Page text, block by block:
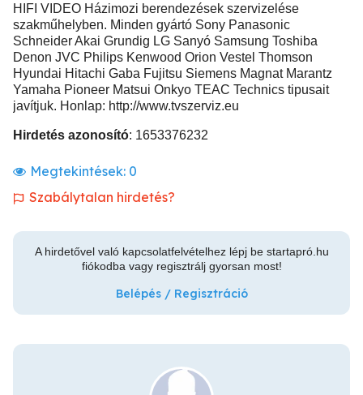
HIFI VIDEO Házimozi berendezések szervizelése
szakműhelyben. Minden gyártó Sony Panasonic
Schneider Akai Grundig LG Sanyó Samsung Toshiba
Denon JVC Philips Kenwood Orion Vestel Thomson
Hyundai Hitachi Gaba Fujitsu Siemens Magnat Marantz
Yamaha Pioneer Matsui Onkyo TEAC Technics tipusait
javítjuk. Honlap: http://www.tvszerviz.eu
Hirdetés azonosító: 1653376232
Megtekintések: 0
Szabálytalan hirdetés?
A hirdetővel való kapcsolatfelvételhez lépj be startapró.hu
fiókodba vagy regisztrálj gyorsan most!
Belépés / Regisztráció